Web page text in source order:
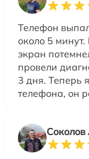
Телефон
около 5
экран
провели
3 дня. Теперь
телефона, он